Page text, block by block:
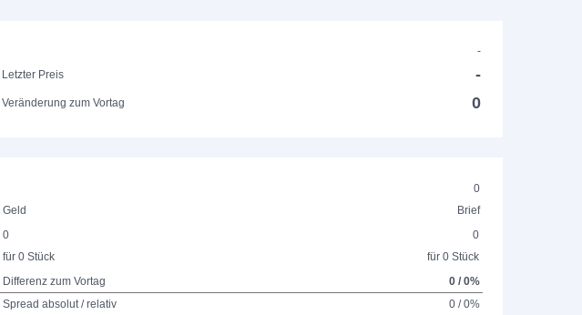
-
Letzter Preis
-
Veränderung zum Vortag 0
0
Geld
Brief
0
für 0 Stück
0
für 0 Stück
Differenz zum Vortag
0 / 0%
Spread absolut / relativ
0 / 0%